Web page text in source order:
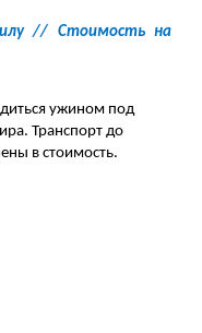
// Стоимость на
ужином под
Транспорт до
в стоимость.